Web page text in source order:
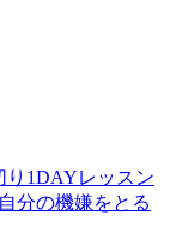
1DAYレッスン
分の機嫌をとる